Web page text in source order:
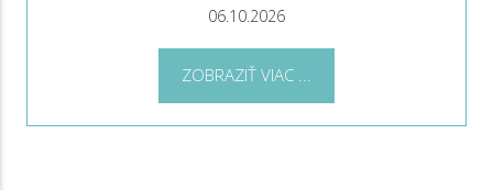
06.10.2026
ZOBRAZIŤ VIAC ...